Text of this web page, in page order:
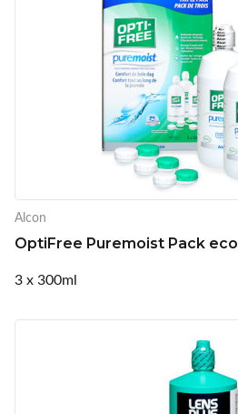
Alcon
OptiFree Puremoist Pack eco
3 x 300ml